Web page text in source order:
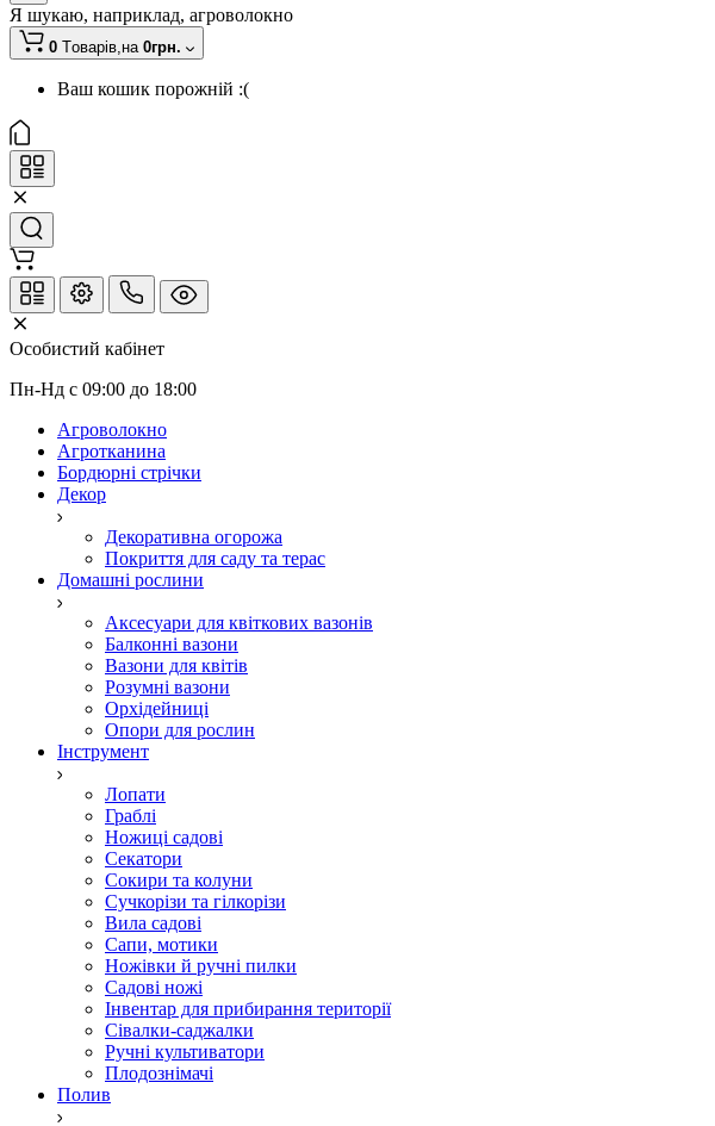
Я шукаю, наприклад, агроволокно
0 Tоварів,на 0грн.
Ваш кошик порожній :(
Особистий кабінет
Пн-Нд с 09:00 до 18:00
Агроволокно
Агротканина
Бордюрні стрічки
Декор
Декоративна огорожа
Покриття для саду та терас
Домашні рослини
Аксесуари для квіткових вазонів
Балконні вазони
Вазони для квітів
Розумні вазони
Орхідейниці
Опори для рослин
Інструмент
Лопати
Граблі
Ножиці садові
Секатори
Сокири та колуни
Сучкорізи та гілкорізи
Вила садові
Сапи, мотики
Ножівки й ручні пилки
Садові ножі
Інвентар для прибирання території
Сівалки-саджалки
Ручні культиватори
Плодознімачі
Полив